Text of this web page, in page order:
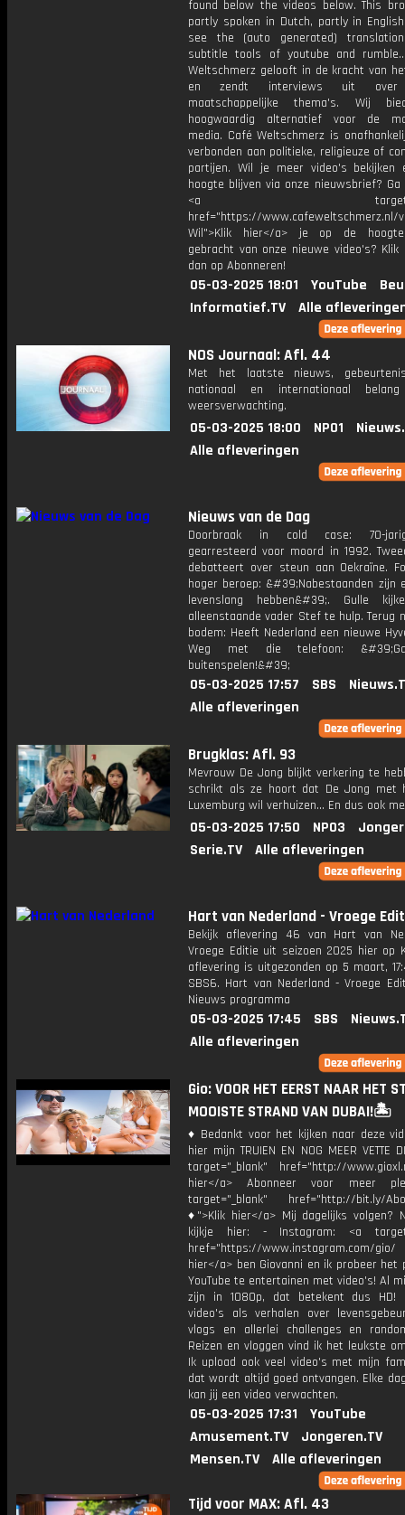
found below the videos below. This
partly spoken in Dutch, partly in
see the (auto generated)
subtitle tools of youtube and
Weltschmerz gelooft in de kracht van
en zendt interviews uit over
maatschappelijke thema's. Wij
hoogwaardig alternatief voor de
media. Café Weltschmerz is
verbonden aan politieke, religieuze of
partijen. Wil je meer video's bekijken
hoogte blijven via onze nieuwsbrief? Ga
<a
href="https://www.cafeweltschmerz.nl/
Wil">Klik hier</a> je op de
gebracht van onze nieuwe video's? Klik
dan op Abonneren!
05-03-2025 18:01 YouTube
Informatief.TV
Alle
NOS Journaal: Afl. 44
Met het laatste nieuws,
nationaal en internationaal
weersverwachting.
05-03-2025 18:00 NPO1
Alle afleveringen
Nieuws van de Dag
Doorbraak in cold case: 70-
gearresteerd voor moord in 1992.
debatteert over steun aan Oekraïne.
hoger beroep: &#39;Nabestaanden zijn
levenslang hebben&#39;. Gulle
alleenstaande vader Stef te hulp. Terug
bodem: Heeft Nederland een nieuwe
Weg met die telefoon:
buitenspelen!&#39;
05-03-2025 17:57 SBS
Alle afleveringen
Brugklas: Afl. 93
Mevrouw De Jong blijkt verkering te
schrikt als ze hoort dat De Jong met
Luxemburg wil verhuizen... En dus ook
05-03-2025 17:50 NPO3
Serie.TV
Alle afleveringen
Hart van Nederland - Vroege
Bekijk aflevering 46 van Hart van
Vroege Editie uit seizoen 2025 hier op
aflevering is uitgezonden op 5 maart,
SBS6. Hart van Nederland - Vroege
Nieuws programma
05-03-2025 17:45 SBS
Alle afleveringen
Gio: VOOR HET EERST NAAR HET
MOOISTE STRAND VAN DUBAI!🏝️
♦ Bedankt voor het kijken naar deze
hier mijn TRUIEN EN NOG MEER VETTE
target="_blank" href="http://
hier</a> Abonneer voor meer
target="_blank" href="http://bit.ly/
♦">Klik hier</a> Mij dagelijks volgen?
kijkje hier: - Instagram: <a
href="https://www.instagram.com/
hier</a> ben Giovanni en ik probeer het
YouTube te entertainen met video's! Al
zijn in 1080p, dat betekent dus HD!
video's als verhalen over
vlogs en allerlei challenges en
Reizen en vloggen vind ik het leukste
Ik upload ook veel video's met mijn
dat wordt altijd goed ontvangen. Elke
kan jij een video verwachten.
05-03-2025 17:31
YouTube
Amusement.TV
Jongeren.TV
Mensen.TV
Alle afleveringen
Tijd voor MAX: Afl. 43